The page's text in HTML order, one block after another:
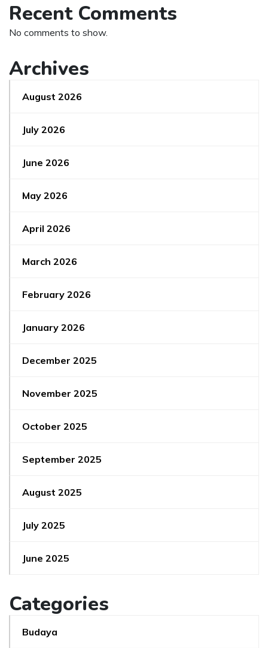
Recent Comments
No comments to show.
Archives
August 2026
July 2026
June 2026
May 2026
April 2026
March 2026
February 2026
January 2026
December 2025
November 2025
October 2025
September 2025
August 2025
July 2025
June 2025
Categories
Budaya